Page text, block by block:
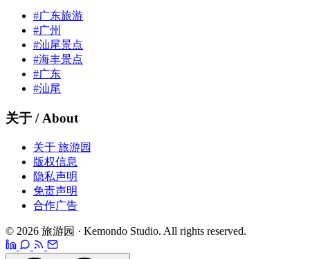
#广东旅游
#广州
#汕尾景点
#海丰景点
#广东
#汕尾
关于 / About
关于 旅游园
版权信息
隐私声明
免责声明
合作广告
© 2026 旅游园 · Kemondo Studio. All rights reserved.